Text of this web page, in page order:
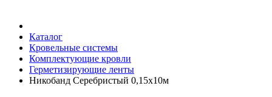
Каталог
Кровельные системы
Комплектующие кровли
Герметизирующие ленты
Никобанд Серебристый 0,15х10м